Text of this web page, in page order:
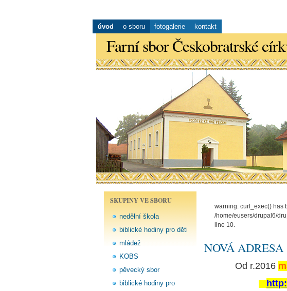
úvod o sboru fotogalerie kontakt
Farní sbor Českobratrské
SKUPINY VE SBORU
nedělní škola
biblické hodiny pro děti
mládež
KOBS
pěvecký sbor
biblické hodiny pro
warning: curl_exec() has
/home/eusers/drupal6/
line 10.
NOVÁ ADRESA
Od r.2016